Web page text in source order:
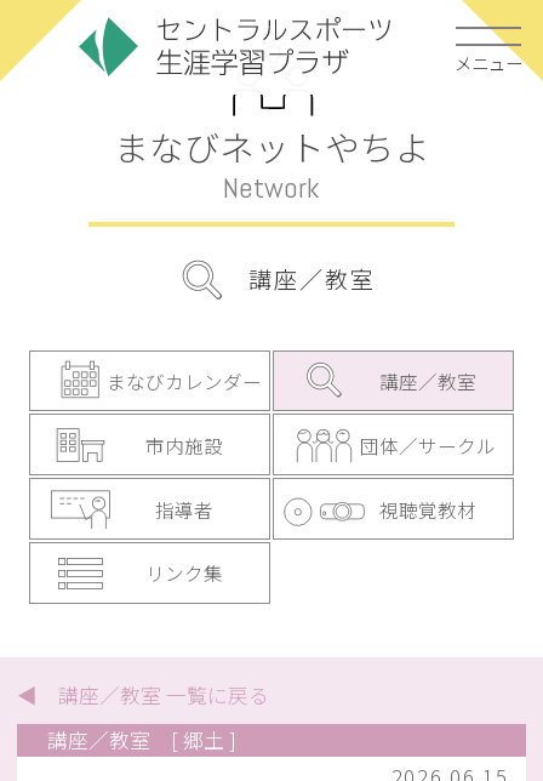
メニュー
まなびネットやちよ
Network
講座／教室
まなびカレンダー 講座／教室
市内施設 団体／サークル
指導者 視聴覚教材
リンク集
◀ 講座／教室 一覧に戻る
講座／教室
[ 郷土 ]